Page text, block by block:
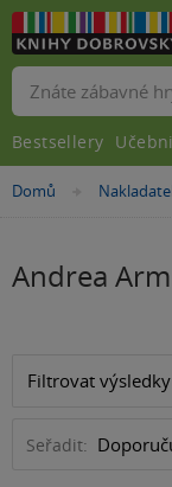
Nacházíte
Domů »
Andrea
Filtrovat výsledky
Seřadit:
Vyhledávání
Bestsellery